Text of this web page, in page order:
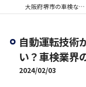
大阪府堺市の車検なら有限会社ぶんぶんオート
自動運転技術
い？車検業界
2024/02/03